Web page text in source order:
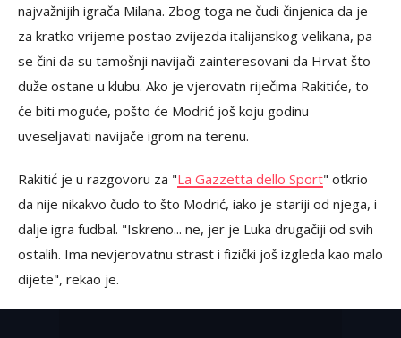
najvažnijih igrača Milana. Zbog toga ne čudi činjenica da je
za kratko vrijeme postao zvijezda italijanskog velikana, pa
se čini da su tamošnji navijači zainteresovani da Hrvat što
duže ostane u klubu. Ako je vjerovatn riječima Rakitiće, to
će biti moguće, pošto će Modrić još koju godinu
uveseljavati navijače igrom na terenu.
Rakitić je u razgovoru za "La Gazzetta dello Sport" otkrio
da nije nikakvo čudo to što Modrić, iako je stariji od njega, i
dalje igra fudbal. "Iskreno... ne, jer je Luka drugačiji od svih
ostalih. Ima nevjerovatnu strast i fizički još izgleda kao malo
dijete", rekao je.